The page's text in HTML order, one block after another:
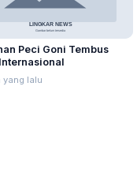
Peci Goni Tembus
yang lalu